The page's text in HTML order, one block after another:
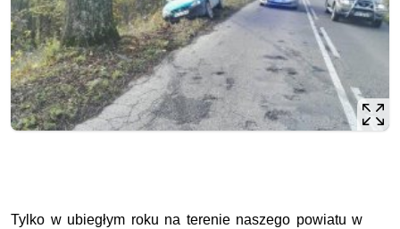
Tylko w ubiegłym roku na terenie naszego powiatu w